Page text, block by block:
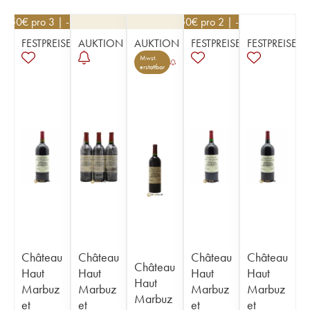
€ pro 3 | -10%
FESTPREISE
Château
Haut
Marbuz
et
AUKTION
Château
Haut
Marbuz
et
AUKTION
Mwst.
erstattbar
Château
Haut
Marbuz
76,50€ pro 2 | -10%
FESTPREISE
Château
Haut
Marbuz
et
FESTPREISE
Château
Haut
Marbuz
et